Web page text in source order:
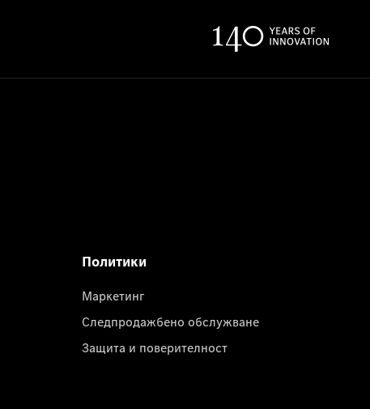
Политики
Маркетинг
Следпродажбено обслужване
Защита и поверителност